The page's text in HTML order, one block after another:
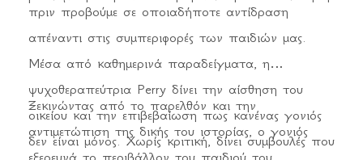
πριν προβούμε σε οποιαδήποτε αντίδραση
απέναντι στις συμπεριφορές των παιδιών μας.
Μέσα από καθημερινά παραδείγματα, η
ψυχοθεραπεύτρια Perry δίνει την αίσθηση του
οικείου και την επιβεβαίωση πως κανένας γονιός
δεν είναι μόνος. Χωρίς κριτική, δίνει συμβουλές που
Ξεκινώντας από το παρελθόν και την
αντιμετώπιση της δικής του ιστορίας, ο γονιός
εξερευνά το περιβάλλον του παιδιού του,